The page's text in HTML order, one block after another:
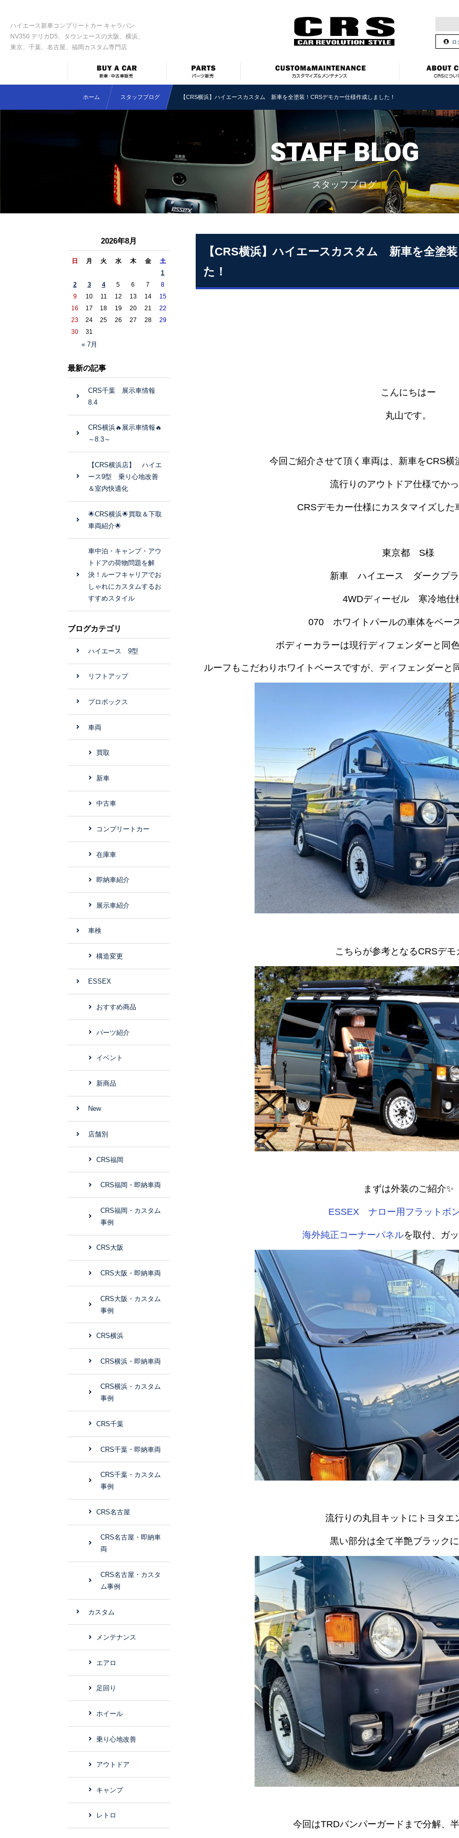
ハイエース新車コンプリートカー キャラバン
NV350 デリカD5、タウンエースの大阪、横浜、
東京、千葉、名古屋、福岡カスタム専門店
ロ
ホーム スタッフブログ 【CRS横浜】ハイエースカスタム 新車を全塗装！CRSデモカー仕様作成しました！
STAFF BLOG
スタッフブログ
【CRS横浜】ハイエースカスタム 新車を全塗
た！
こんにちはー
丸山です。
今回ご紹介させて頂く車両は、新車をCRS横
流行りのアウトドア仕様でか
CRSデモカー仕様にカスタマイズした
東京都 S様
新車 ハイエース ダークプ
4WDディーゼル 寒冷地
070 ホワイトパールの車体をベー
ボディーカラーは現行ディフェンダーと同
ルーフもこだわりホワイトベースですが、ディフェンダーと
こちらが参考となるCRSデモ
まずは外装のご紹介✨
ESSEX ナロー用フラットボ
海外純正コーナーパネルを取付、ガ
流行りの丸目キットにトヨタエ
黒い部分は全て半艶ブラック
今回はTRDバンパーガードまで分解、
2026年8月
日 月 火 水 木 金 土
« 7月
1
2
3 4 5 6 7
8
9
10 11 12 13 14
15
16
17 18 19 20 21
22
23
24 25 26 27 28
29
30
31
最新の記事
CRS千葉 展示車情報
8.4
CRS横浜🔥展示車情報🔥
～8.3～
【CRS横浜店】 ハイエ
ース9型 乗り心地改善
＆室内快適化
🌟CRS横浜🌟買取＆下取
車両紹介🌟
車中泊・キャンプ・アウ
トドアの荷物問題を解
決！ルーフキャリアでお
しゃれにカスタムするお
すすめスタイル
ブログカテゴリ
ハイエース 9型
リフトアップ
プロボックス
車両
買取
新車
中古車
コンプリートカー
在庫車
即納車紹介
展示車紹介
車検
構造変更
ESSEX
おすすめ商品
パーツ紹介
イベント
新商品
New
店舗別
CRS福岡
CRS福岡・即納車両
CRS福岡・カスタム
事例
CRS大阪
CRS大阪・即納車両
CRS大阪・カスタム
事例
CRS横浜
CRS横浜・即納車両
CRS横浜・カスタム
事例
CRS千葉
CRS千葉・即納車両
CRS千葉・カスタム
事例
CRS名古屋
CRS名古屋・即納車
両
CRS名古屋・カスタ
ム事例
カスタム
メンテナンス
エアロ
足回り
ホイール
乗り心地改善
アウトドア
キャンプ
レトロ